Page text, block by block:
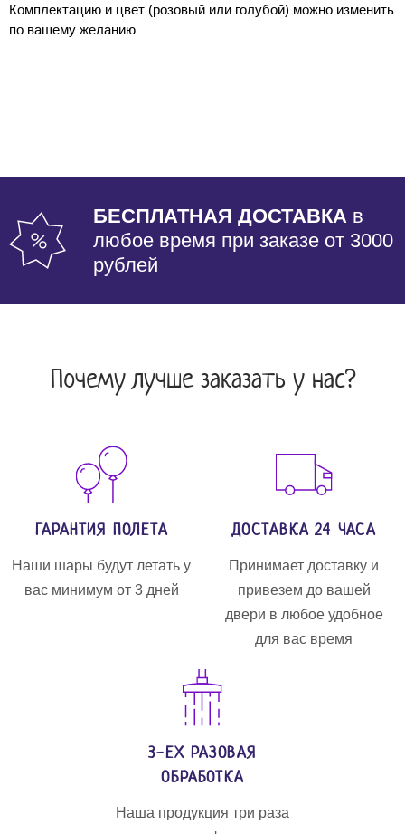
Комплектацию и цвет (розовый или голубой) можно изменить
по вашему желанию
БЕСПЛАТНАЯ ДОСТАВКА в
любое время при заказе от 3000
рублей
Почему лучше заказать у нас?
ГАРАНТИЯ ПОЛЕТА
Наши шары будут летать у
вас минимум от 3 дней
ДОСТАВКА 24 ЧАСА
Принимает доставку и
привезем до вашей
двери в любое удобное
для вас время
3-ЕХ РАЗОВАЯ
ОБРАБОТКА
Наша продукция три раза